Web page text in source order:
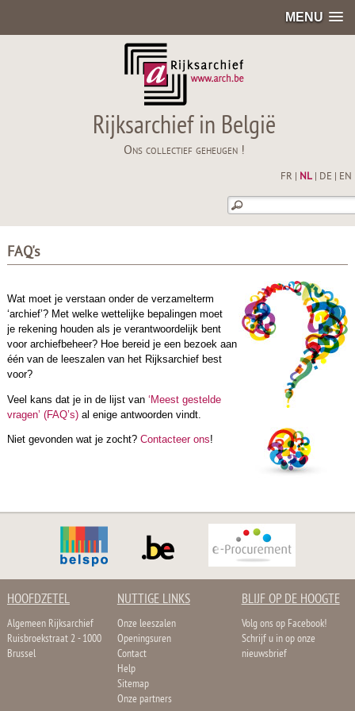
MENU
Rijksarchief in België
Ons collectief geheugen !
FR NL| DE EN
FAQ's
Wat moet je verstaan onder de verzamelterm
‘archief’? Met welke wettelijke bepalingen moet
je rekening houden als je verantwoordelijk bent
voor archiefbeheer? Hoe bereid je een bezoek aan
één van de leeszalen van het Rijksarchief best
voor?
Veel kans dat je in de lijst van ‘Meest gestelde
vragen’ (FAQ’s)al enige antwoorden vindt.
Niet gevonden wat je zocht? Contacteer ons!
HOOFDZETEL
Algemeen Rijksarchief
Ruisbroekstraat 2 - 1000
Brussel
NUTTIGE LINKS
Onze leeszalen
Openingsuren
Contact
Help
Sitemap
Onze partners
BLIJF OP DE HOOGTE
Volg ons op Facebook!
Schrijf u in op onze
nieuwsbrief